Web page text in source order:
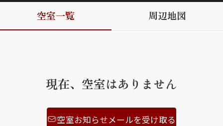
お問い合わせ・よくある質問
シャーメゾンライフ CLUB
空室一覧 周辺地図
現在、空室はありません
空室お知らせメールを受け取る